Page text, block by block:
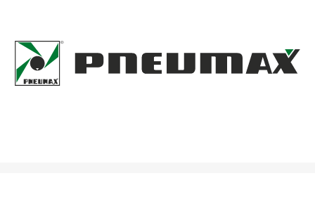
Pneumatik & maßgeschneiderte
Automatisierungslösungen für höchste Effizienz.